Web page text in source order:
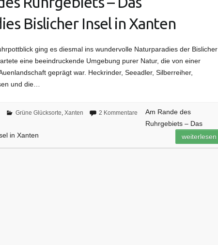
Bislicher Insel in Xanten
ging es diesmal ins wundervolle Naturparadies der Bislicher
eine beeindruckende Umgebung purer Natur, die von einer
geprägt war. Heckrinder, Seeadler, Silberreiher,
und die…
Grüne Glücksorte, Xanten 2 Kommentare
Am Rande des
Ruhrgebiets – Das
in Xanten
weiterlesen